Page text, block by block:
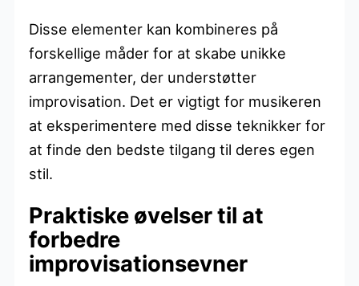
Disse elementer kan kombineres på
forskellige måder for at skabe unikke
arrangementer, der understøtter
improvisation. Det er vigtigt for musikeren
at eksperimentere med disse teknikker for
at finde den bedste tilgang til deres egen
stil.
Praktiske øvelser til at
forbedre
improvisationsevner